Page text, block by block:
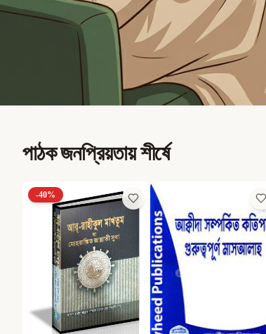
পাঠক জনপ্রিয়তায় শীর্ষে
-40%